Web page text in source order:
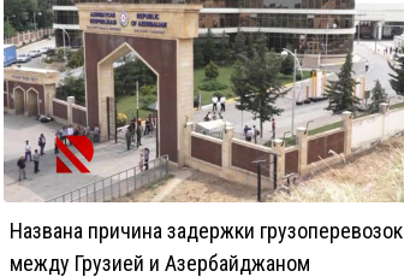
Названа причина задержки грузоперевозок
между Грузией и Азербайджаном